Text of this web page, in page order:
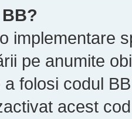
implementare
pe anumite
a folosi codul
acest